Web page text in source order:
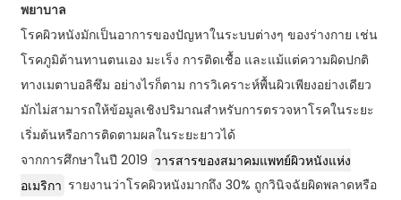
พยาบาล
โรคผิวหนังมักเป็นอาการของปัญหาในระบบต่างๆ ของร่างกาย เช่น
โรคภูมิต้านทานตนเอง มะเร็ง การติดเชื้อ และแม้แต่ความผิดปกติ
ทางเมตาบอลิซึม อย่างไรก็ตาม การวิเคราะห์พื้นผิวเพียงอย่างเดียว
มักไม่สามารถให้ข้อมูลเชิงปริมาณสำหรับการตรวจหาโรคในระยะ
เริ่มต้นหรือการติดตามผลในระยะยาวได้
จากการศึกษาในปี 2019 วารสารของสมาคมแพทย์ผิวหนังแห่ง
อเมริกา รายงานว่าโรคผิวหนังมากถึง 30% ถูกวินิจฉัยผิดพลาดหรือ